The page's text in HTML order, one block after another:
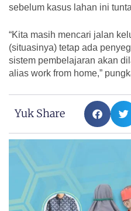
sebelum kasus lahan ini
“Kita masih mencari jalan
(situasinya) tetap ada
sistem pembelajaran akan
alias work from home,”
Yuk Share